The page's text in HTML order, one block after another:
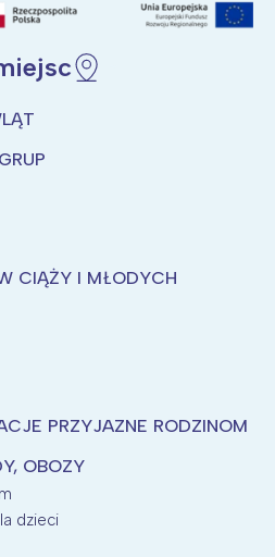
CIĄŻY I MŁODYCH
PRZYJAZNE RODZINOM
OBOZY
dzieci